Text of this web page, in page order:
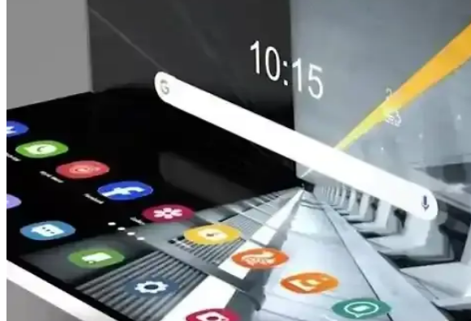
Otellerde USB şarj portları üzerinden gerçekleşebileceği düşünülen juice jacking
PS5'e Linux Port Edildi: GTA 5 Enhanced Ray Tracing ile Çalışıyor
PS5'e Linux port edilmesi, GTA 5 Enhanced sürümünün ray tracing desteğiyle çalışması
Birleşik Arap Emirlikleri'nde Apple Mağazalarının Geçici Kapanışı
Birleşik Arap Emirlikleri'nde Apple mağazalarının geçici kapanışı, bölgedeki artan
stratejilerini ortaya koymaktadır.
NVIDIA RTX A6000 Üzerinde GDDR6 Bellekte Rowhammer
Rowhammer saldırısı, NVIDIA RTX A6000'in GDDR6 belleğinde yapay zeka
performans etkisi ve çoklu bit saldırıları endişe yaratıyor.
iOS'ta RCS ve Video Aramalar: Destek Durumu ve Karşılaşılan
RCS'nin iOS'taki video arama desteği sınırlı kalıyor. Operatörlerin yetersiz desteği ve